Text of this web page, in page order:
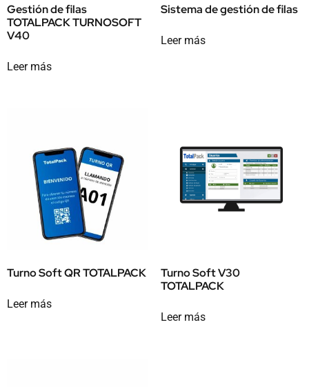
Gestión de filas
TOTALPACK TURNOSOFT
V40
Leer más
Sistema de gestión de filas
Leer más
Turno Soft QR TOTALPACK
Leer más
Turno Soft V30
TOTALPACK
Leer más